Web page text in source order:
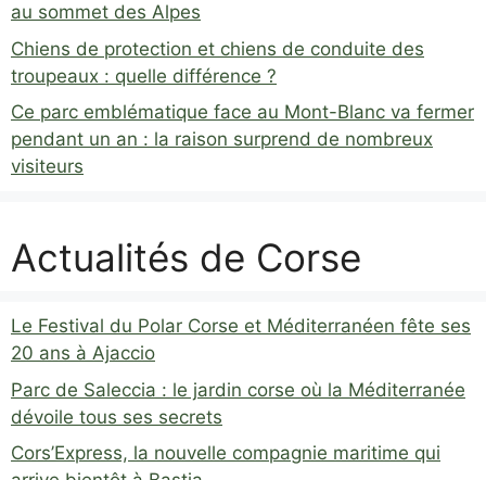
au sommet des Alpes
Chiens de protection et chiens de conduite des
troupeaux : quelle différence ?
Ce parc emblématique face au Mont-Blanc va fermer
pendant un an : la raison surprend de nombreux
visiteurs
Actualités de Corse
Le Festival du Polar Corse et Méditerranéen fête ses
20 ans à Ajaccio
Parc de Saleccia : le jardin corse où la Méditerranée
dévoile tous ses secrets
Cors’Express, la nouvelle compagnie maritime qui